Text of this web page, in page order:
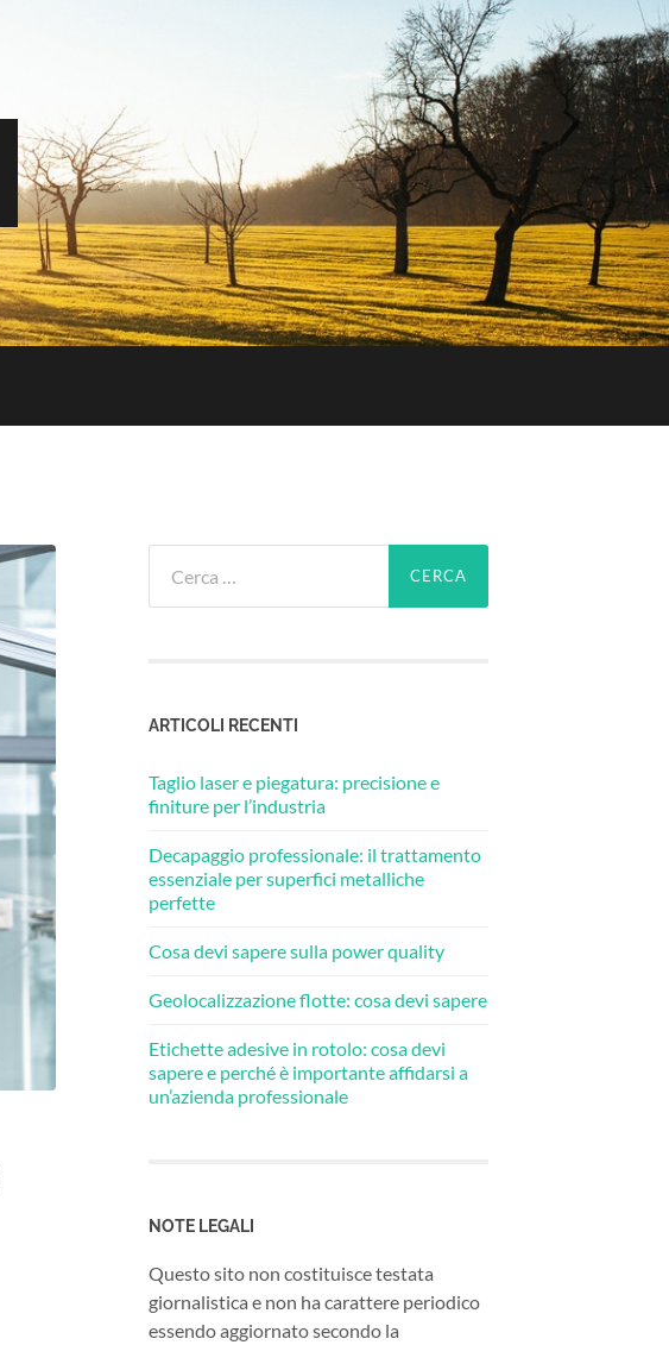
per:
ARTICOLI RECENTI
Taglio laser e piegatura: precisione e
finiture per l’industria
Decapaggio professionale: il trattamento
essenziale per superfici metalliche
perfette
Cosa devi sapere sulla power quality
Geolocalizzazione flotte: cosa devi sapere
Etichette adesive in rotolo: cosa devi
sapere e perché è importante affidarsi a
un’azienda professionale
NOTE LEGALI
Questo sito non costituisce testata
giornalistica e non ha carattere periodico
essendo aggiornato secondo la